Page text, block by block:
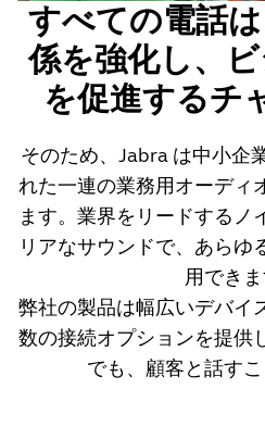
すべての電話
係を強化し、
を促進するチ
そのため、Jabra は中小企
れた一連の業務用オーディ
ます。業界をリードするノ
リアなサウンドで、あらゆ
用できま
弊社の製品は幅広いデバイ
数の接続オプションを提供
でも、顧客と話すこ